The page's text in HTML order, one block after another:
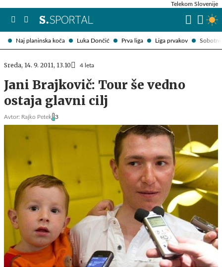
Naj planinska koča Luka Dončić Prva liga Liga prvakov Sobotni
Telekom Slovenije
Sreda, 14. 9. 2011, 13.10 4 leta
Jani Brajkovič: Tour še vedno
ostaja glavni cilj
Avtor: Rajko Petek 3